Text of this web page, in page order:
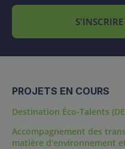
PROJETS EN COURS
Destination Éco-Talents
Accompagnement des
matière d’environnement